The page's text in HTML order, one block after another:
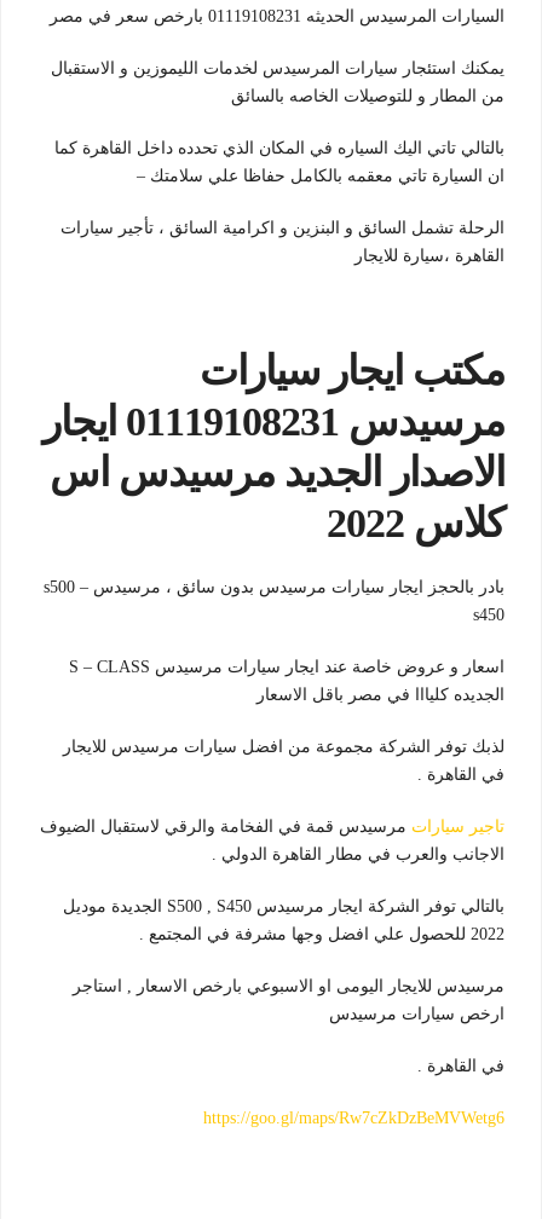
السيارات المرسيدس الحديثه 01119108231 بارخص سعر في مصر
يمكنك استئجار سيارات المرسيدس لخدمات الليموزين و الاستقبال
من المطار و للتوصيلات الخاصه بالسائق
بالتالي تاتي اليك السياره في المكان الذي تحدده داخل القاهرة كما
ان السيارة تاتي معقمه بالكامل حفاظا علي سلامتك –
الرحلة تشمل السائق و البنزين و اكرامية السائق ، تأجير سيارات
القاهرة ،سيارة للايجار
مكتب ايجار سيارات
مرسيدس 01119108231
ايجار
الاصدار الجديد مرسيدس اس
كلاس 2022
بادر بالحجز ايجار سيارات مرسيدس بدون سائق ، مرسيدس s500 –
s450
اسعار و عروض خاصة عند ايجار سيارات مرسيدس S – CLASS
الجديده كليااا في مصر باقل الاسعار
لذبك توفر الشركة مجموعة من افضل سيارات مرسيدس للايجار
في القاهرة .
تاجير سيارات مرسيدس قمة في الفخامة والرقي لاستقبال الضيوف
الاجانب والعرب في مطار القاهرة الدولي .
بالتالي توفر الشركة ايجار مرسيدس S500 , S450 الجديدة موديل
2022 للحصول علي افضل وجها مشرفة في المجتمع .
مرسيدس للايجار اليومى او الاسبوعي بارخص الاسعار , استاجر
ارخص سيارات مرسيدس
في القاهرة .
https://goo.gl/maps/Rw7cZkDzBeMVWetg6